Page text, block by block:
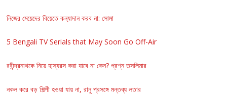
নিজের মেয়েদের বিয়েতে কন্যাদান করব না: সোমা
5 Bengali TV Serials that May Soon Go Off-Air
রবীন্দ্রনাথকে নিয়ে হাস্যরস করা যাবে না কেন? প্রশ্ন তসলিমার
নকল করে বড় শিল্পী হওয়া যায় না, রানু প্রসঙ্গে মন্তব্য লতার